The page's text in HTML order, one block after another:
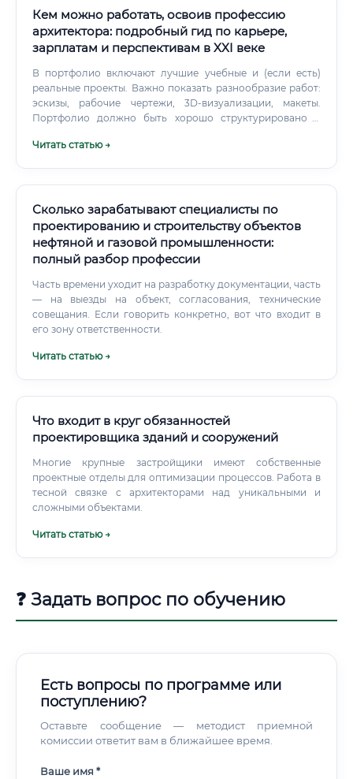
Кем можно работать, освоив профессию
архитектора: подробный гид по карьере,
зарплатам и перспективам в XXI веке
В портфолио включают лучшие учебные и (если есть)
реальные проекты. Важно показать разнообразие работ:
эскизы, рабочие чертежи, 3D-визуализации, макеты.
Портфолио должно быть хорошо структурировано и
Читать статью →
Сколько зарабатывают специалисты по
проектированию и строительству объектов
нефтяной и газовой промышленности:
полный разбор профессии
Часть времени уходит на разработку документации, часть
— на выезды на объект, согласования, технические
совещания. Если говорить конкретно, вот что входит в
его зону ответственности.
Читать статью →
Что входит в круг обязанностей
проектировщика зданий и сооружений
Многие крупные застройщики имеют собственные
проектные отделы для оптимизации процессов. Работа в
тесной связке с архитекторами над уникальными и
сложными объектами.
Читать статью →
❓ Задать вопрос по обучению
Есть вопросы по программе или
поступлению?
Оставьте сообщение — методист приемной
комиссии ответит вам в ближайшее время.
Ваше имя *